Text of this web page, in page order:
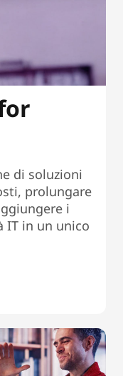
di soluzioni
prolungare
i
in un unico